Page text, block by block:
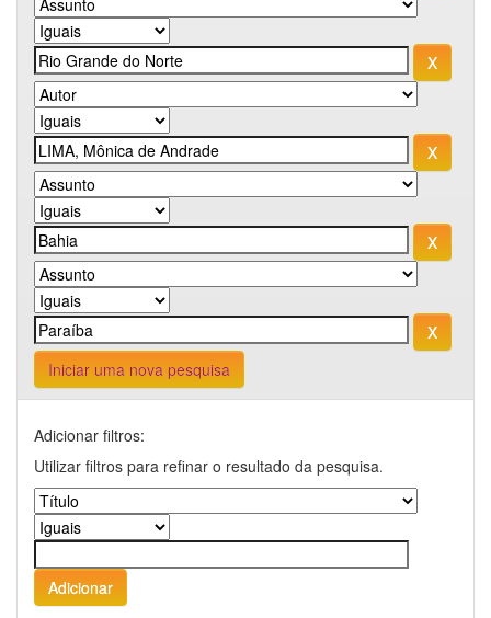
Iniciar uma nova pesquisa
Adicionar filtros:
Utilizar filtros para refinar o resultado da pesquisa.